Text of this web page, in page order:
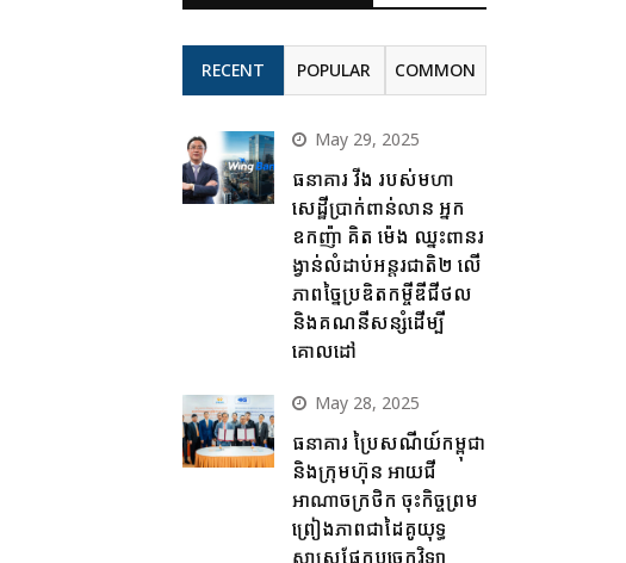
RECENT POPULAR COMMON
May 29, 2025
ធនាគារ វីង របស់មហា
សេដ្ឋីប្រាក់ពាន់លាន អ្នក
ឧកញ៉ា គិត ម៉េង ឈ្នះពានរ
ង្វាន់លំដាប់អន្តរជាតិ២ លើ
ភាពច្នៃប្រឌិតកម្ចីឌីជីថល
និងគណនីសន្សំដើម្បី
គោលដៅ
May 28, 2025
ធនាគារ ប្រៃសណីយ៍កម្ពុជា
និងក្រុមហ៊ុន អាយជី
អាណាចក្រថិក ចុះកិច្ចព្រម
ព្រៀងភាពជាដៃគូយុទ្ធ
សាស្ត្រផ្នែកបច្ចេកវិទ្យា